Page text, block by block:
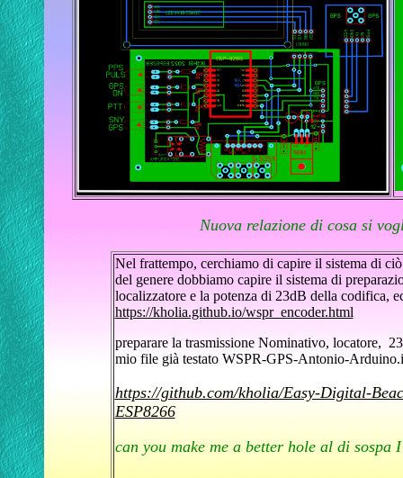
Nuova relazione di cosa si
Nel frattempo, cerchiamo di capire il sistema di
del genere dobbiamo capire il sistema di
localizzatore e la potenza di 23dB della codifica,
https://kholia.github.io/wspr_encoder.html
preparare la trasmissione Nominativo, locatore,
mio file già testato WSPR-GPS-Antonio-
https://github.com/kholia/Easy-Digital-
ESP8266
can you make me a better hole al di sospa